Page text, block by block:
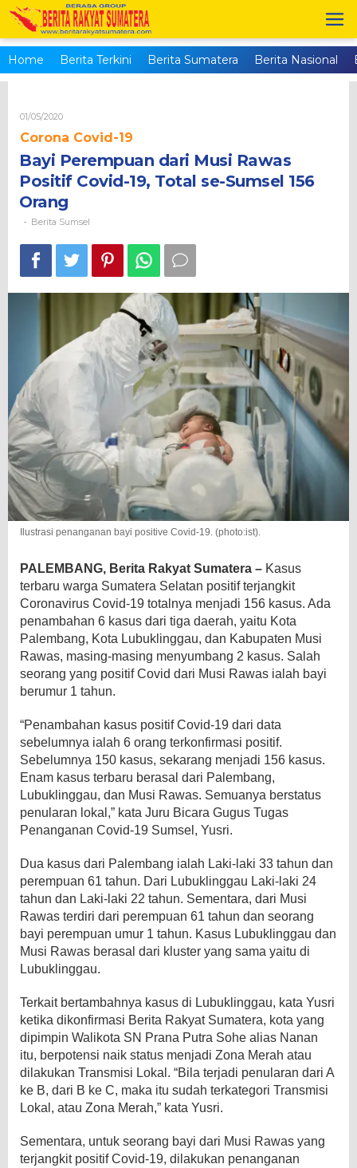
Skip
to
content
Home
Berita Terkini Berita Sumatera Berita Nasional
01/05/2020Oleh
Corona Covid-19
Bayi Perempuan dari Musi Rawas
Positif Covid-19, Total se-Sumsel 156
Orang
- Berita Sumsel
Ilustrasi penanganan bayi positive Covid-19. (photo:ist).
PALEMBANG, Berita Rakyat Sumatera – Kasus
terbaru warga Sumatera Selatan positif terjangkit
Coronavirus Covid-19 totalnya menjadi 156 kasus. Ada
penambahan 6 kasus dari tiga daerah, yaitu Kota
Palembang, Kota Lubuklinggau, dan Kabupaten Musi
Rawas, masing-masing menyumbang 2 kasus. Salah
seorang yang positif Covid dari Musi Rawas ialah bayi
berumur 1 tahun.
“Penambahan kasus positif Covid-19 dari data
sebelumnya ialah 6 orang terkonfirmasi positif.
Sebelumnya 150 kasus, sekarang menjadi 156 kasus.
Enam kasus terbaru berasal dari Palembang,
Lubuklinggau, dan Musi Rawas. Semuanya berstatus
penularan lokal,” kata Juru Bicara Gugus Tugas
Penanganan Covid-19 Sumsel, Yusri.
Dua kasus dari Palembang ialah Laki-laki 33 tahun dan
perempuan 61 tahun. Dari Lubuklinggau Laki-laki 24
tahun dan Laki-laki 22 tahun. Sementara, dari Musi
Rawas terdiri dari perempuan 61 tahun dan seorang
bayi perempuan umur 1 tahun. Kasus Lubuklinggau dan
Musi Rawas berasal dari kluster yang sama yaitu di
Lubuklinggau.
Terkait bertambahnya kasus di Lubuklinggau, kata Yusri
ketika dikonfirmasi Berita Rakyat Sumatera, kota yang
dipimpin Walikota SN Prana Putra Sohe alias Nanan
itu, berpotensi naik status menjadi Zona Merah atau
dilakukan Transmisi Lokal. “Bila terjadi penularan dari A
ke B, dari B ke C, maka itu sudah terkategori Transmisi
Lokal, atau Zona Merah,” kata Yusri.
Sementara, untuk seorang bayi dari Musi Rawas yang
terjangkit positif Covid-19, dilakukan penanganan